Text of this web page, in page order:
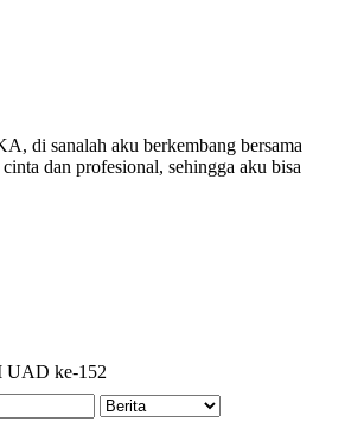
di sanalah aku berkembang bersama
dan profesional, sehingga aku bisa